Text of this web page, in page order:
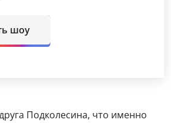
шоу
Подколесина, что именно